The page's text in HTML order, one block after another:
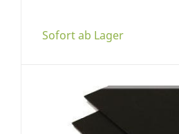
Sofort ab Lager